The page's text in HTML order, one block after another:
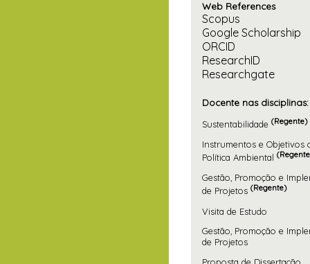
Web References
Scopus
Google Scholarship
ORCID
ResearchID
Researchgate
Docente nas disciplinas:
Sustentabilidade (Regente)
Instrumentos e Objetivos
Política Ambiental
Gestão, Promoção e
de Projetos (Regente)
Visita de Estudo
Gestão, Promoção e
de Projetos